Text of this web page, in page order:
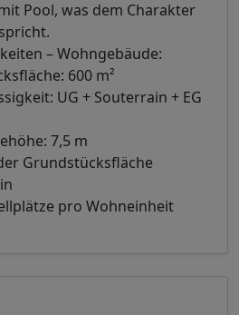
Pool, was dem Charakter
– Wohngebäude:
600 m²
UG + Souterrain + EG
7,5 m
Grundstücksfläche
pro Wohneinheit